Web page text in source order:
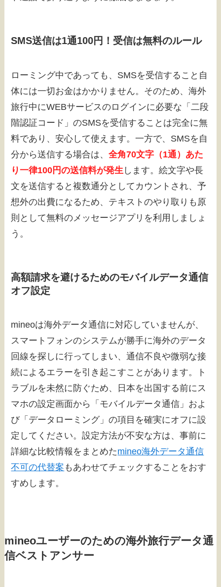
SMS送信は1通100円！受信は無料のルール
ローミング中であっても、SMSを受信すること自
体には一切お金はかかりません。そのため、海外
旅行中にWEBサービスのログインに必要な「二段
階認証コード」のSMSを受信することは完全に無
料であり、安心して使えます。一方で、SMSを自
分から送信する場合は、全角70文字（1通）あた
り一律100円の送信料が発生 します。絵文字や長
文を送信すると複数通分としてカウントされ、予
想外の出費になるため、テキストのやり取りも原
則として無料のメッセージアプリを利用しましょ
う。
高額請求を避けるためのモバイルデータ通信
オフ設定
mineoは海外データ通信に対応していませんが、
スマートフォンのシステムが勝手に海外のデータ
回線を探しに行ってしまい、通信不良や微弱な接
続によるエラーを引き起こすことがあります。ト
ラブルを未然に防ぐため、日本を出国する前にス
マホの設定画面から「モバイルデータ通信」およ
び「データローミング」の項目を確実にオフに設
定してください。設定方法が不安な方は、事前に
詳細な比較情報をまとめたmineo海外データ通信
不可の代替案 もあわせてチェックすることをおす
すめします。
mineoユーザーのための海外旅行データ通
信ベストアンサー